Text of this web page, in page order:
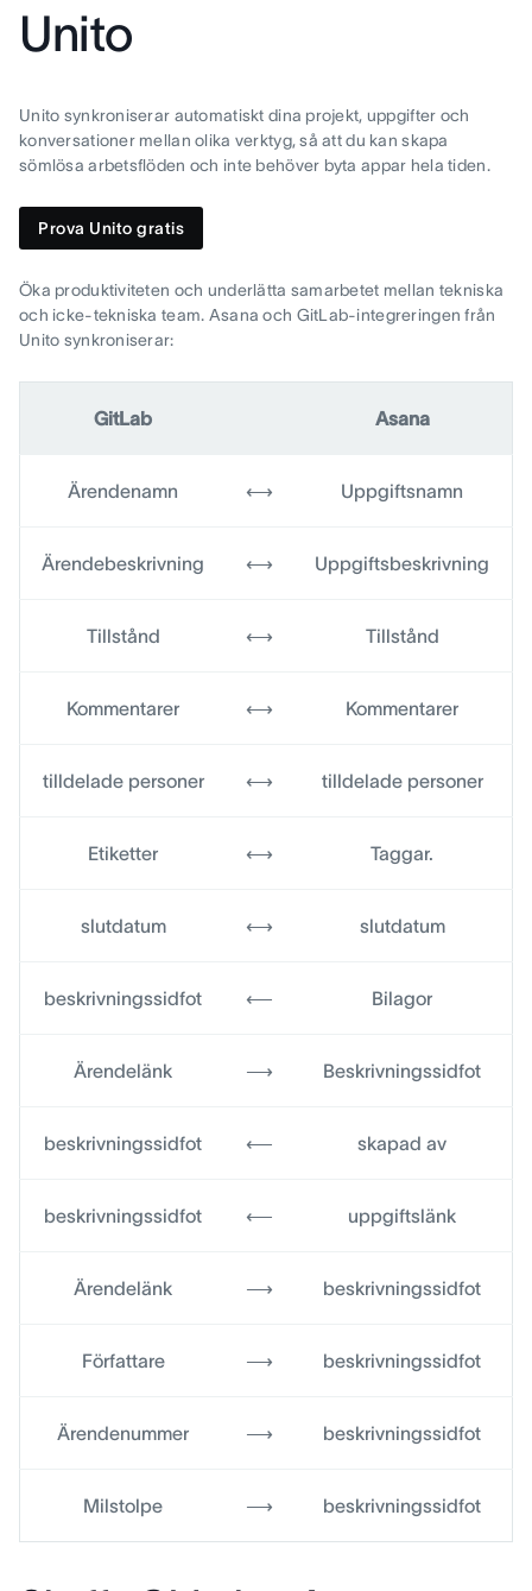
Unito
Unito synkroniserar automatiskt dina projekt, uppgifter och
konversationer mellan olika verktyg, så att du kan skapa
sömlösa arbetsflöden och inte behöver byta appar hela tiden.
Prova Unito gratis
Öka produktiviteten och underlätta samarbetet mellan tekniska
och icke-tekniska team. Asana och GitLab-integreringen från
Unito synkroniserar:
GitLab Asana
Ärendenamn ⟷ Uppgiftsnamn
Ärendebeskrivning ⟷ Uppgiftsbeskrivning
Tillstånd ⟷ Tillstånd
Kommentarer ⟷ Kommentarer
tilldelade personer ⟷ tilldelade personer
Etiketter ⟷ Taggar.
slutdatum ⟷ slutdatum
beskrivningssidfot ⟵ Bilagor
Ärendelänk ⟶ Beskrivningssidfot
beskrivningssidfot ⟵ skapad av
beskrivningssidfot ⟵ uppgiftslänk
Ärendelänk ⟶ beskrivningssidfot
Författare ⟶ beskrivningssidfot
Ärendenummer ⟶ beskrivningssidfot
Milstolpe ⟶ beskrivningssidfot